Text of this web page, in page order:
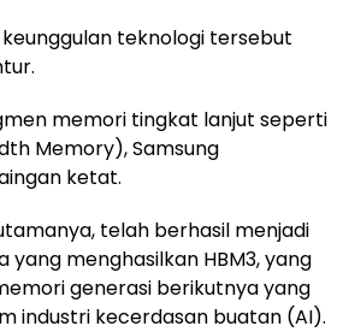
keunggulan teknologi tersebut
memori tingkat lanjut seperti
Memory), Samsung
ketat.
telah berhasil menjadi
menghasilkan HBM3, yang
generasi berikutnya yang
industri kecerdasan buatan (AI).